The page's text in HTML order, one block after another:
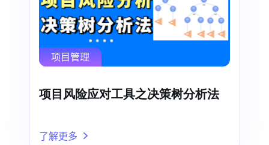
项目管理
项目风险应对工具之决策树分析法
了解更多